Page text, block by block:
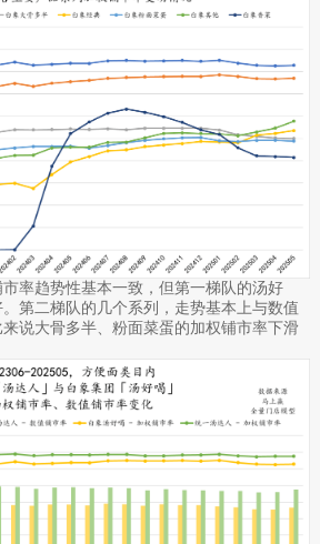
率趋势性基本一致，但第一梯队的汤好
第二梯队的几个系列，走势基本上与数值
说大骨多半、粉面菜蛋的加权铺市率下滑